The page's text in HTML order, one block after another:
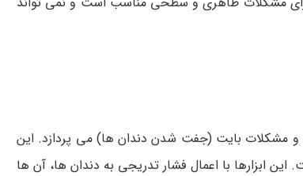
و مشکلات بایت (جفت شدن دندان ها) می پردازد. این
ابزارها با اعمال فشار تدریجی به دندان ها، آن ها